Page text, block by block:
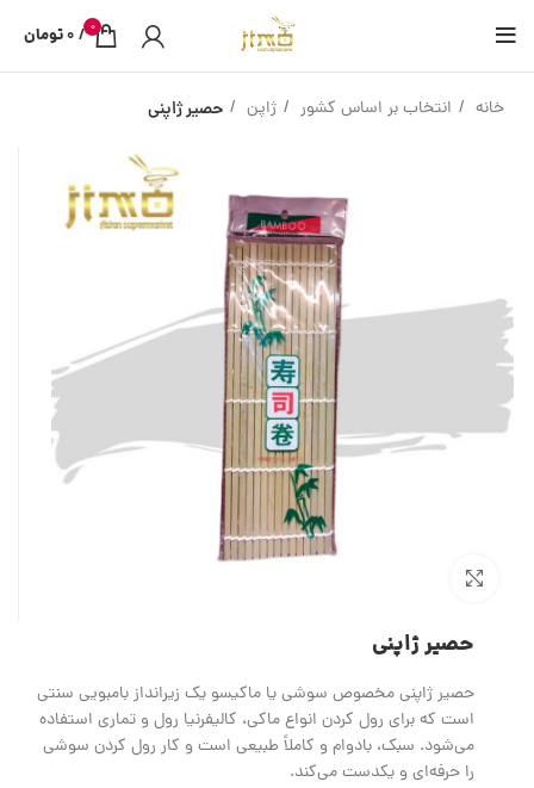
0
/
0تومان
خانه انتخاب بر اساس کشور ژاپن حصیر ژاپنی
حصیر ژاپنی
حصیر ژاپنی مخصوص سوشی یا ماکیسو یک زیرانداز بامبویی سنتی
است که برای رول کردن انواع ماکی، کالیفرنیا رول و تماری استفاده
می‌شود. سبک، بادوام و کاملاً طبیعی است و کار رول‌ کردن سوشی
را حرفه‌ای و یکدست می‌کند.